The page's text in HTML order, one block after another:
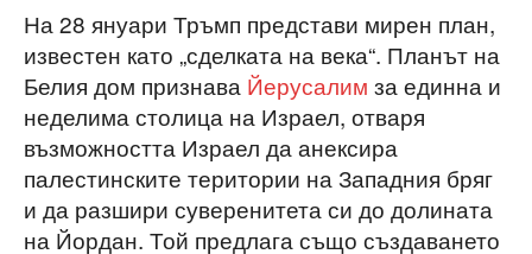
На 28 януари Тръмп представи мирен план,
известен като „сделката на века“. Планът на
Белия дом признава Йерусалим за единна и
неделима столица на Израел, отваря
възможността Израел да анексира
палестинските територии на Западния бряг
и да разшири суверенитета си до долината
на Йордан. Той предлага също създаването